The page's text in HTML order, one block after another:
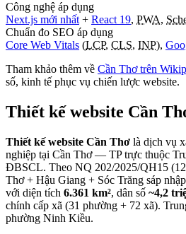
Công nghệ áp dụng
Next.js mới nhất + React 19, PWA,
Chuẩn đo SEO áp dụng
Core Web Vitals (LCP, CLS, INP),
Tham khảo thêm về Cần Thơtrên
số, kinh tế phục vụ chiến lược website.
Thiết kế website Cần
Thiết kế website Cần Thơ là dịch vụ
nghiệp tại Cần Thơ — TP trực thuộc
ĐBSCL. Theo NQ 202/2025/QH15
Thơ + Hậu Giang + Sóc Trăng sáp
với diện tích 6.361 km², dân số ~4,2
chính cấp xã (31 phường + 72 xã).
phường Ninh Kiều.